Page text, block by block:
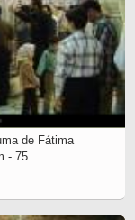
de Fátima
- 75